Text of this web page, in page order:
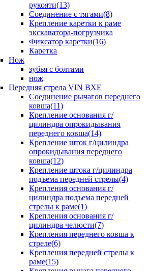
рукояти(13)
Соединение с тягами(8)
Крепление каретки к раме
экскаватора-погрузчика
Фиксатор каретки(16)
Каретка
Нож
зубья с болтами
нож
Передняя стрела VIN BXE
Cоединение рычагов переднего
ковша(11)
Крепление основания г/
цилиндра опрокидывания
переднего ковша(14)
Крепление шток г/цилиндра
опрокидывания переднего
ковша(12)
Крепление штока г/цилиндра
подъема передней стрелы(4)
Крепления основания г/
цилиндра подъема передней
стрелы к раме(1)
Крепления основания г/
цилиндра челюсти(7)
Крепления переднего ковша к
стреле(6)
Крепления передней стрелы к
раме(15)